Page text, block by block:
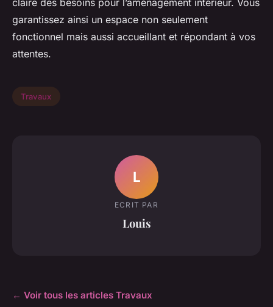
claire des besoins pour l’aménagement intérieur. Vous
garantissez ainsi un espace non seulement
fonctionnel mais aussi accueillant et répondant à vos
attentes.
Travaux
L
ECRIT PAR
Louis
← Voir tous les articles Travaux